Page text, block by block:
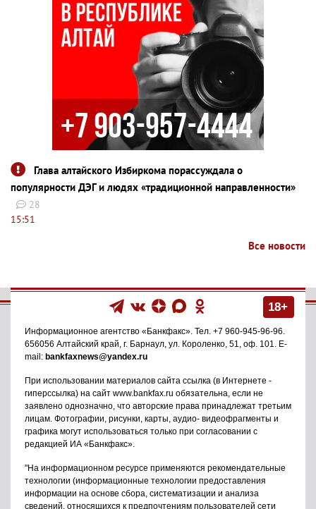
Глава алтайского Избиркома порассуждала о
популярности ДЭГ и людях «традиционной направленности»
28
15:51
Все новости
18+
Информационное агентство «Банкфакс» . Тел. +7 960-945-96-96
656056 Алтайский край, г. Барнаул ул. Короленко, 51, оф. 101
. E-
mail: bankfaxnews@yandex.ru
При использовании материалов сайта ссылка (в Интернете -
гиперссылка) на сайт www.bankfax.ru обязательна, если не
заявлено однозначно, что авторские права принадлежат третьим
лицам. Фотографии, рисунки, карты, аудио- видеофрагменты и
графика могут использоваться только при согласовании с
редакцией ИА «Банкфакс».
"На информационном ресурсе применяются рекомендательные
технологии (информационные технологии предоставления
информации на основе сбора, систематизации и анализа
сведений, относящихся к предпочтениям пользователей сети